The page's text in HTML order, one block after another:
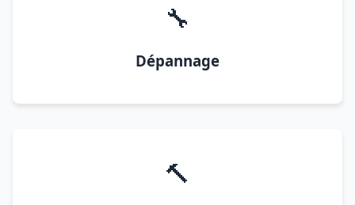
🔧
Dépannage
🔨